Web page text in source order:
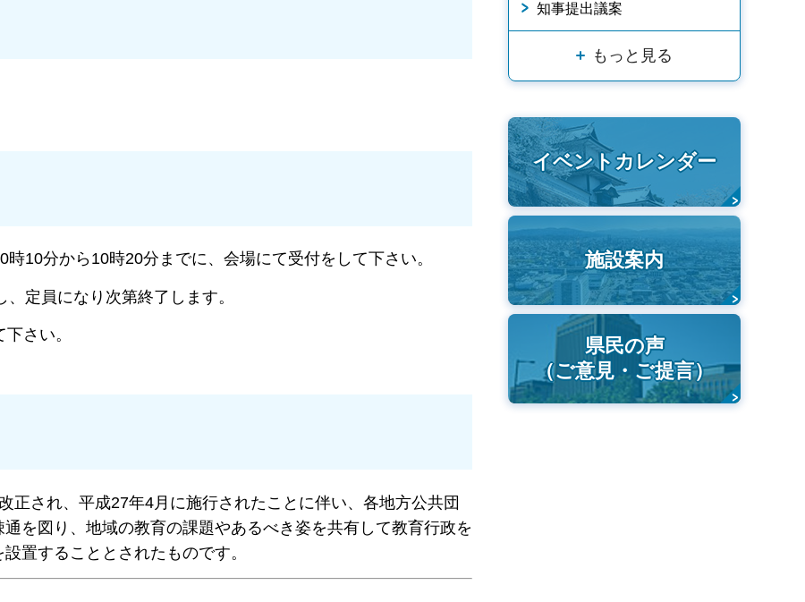
10分から10時20分までに、会場にて受付をして下さい。
定員になり次第終了します。
さい。
正され、平成27年4月に施行されたことに伴い、各地方公共団
を図り、地域の教育の課題やあるべき姿を共有して教育行政を
置することとされたものです。
知事提出議案
もっと見る
イベントカレンダー
施設案内
県民の声
（ご意見・ご提言）